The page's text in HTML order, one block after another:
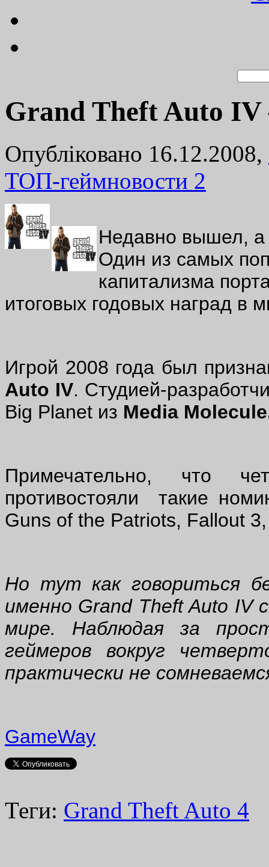
Grand Theft Auto IV
Опубліковано 16.12.2008,
ТОП-геймновости 2
Недавно вышел, а
Один из самых
капитализма
итоговых годовых наград в
Игрой 2008 года был
Auto IV. Студией-
Big Planet из Media
Примечательно, что
противостояли такие
Guns of the Patriots, Fallout
Но тут как говориться
именно Grand Theft Auto IV
мире. Наблюдая за
геймеров вокруг
практически не
GameWay
Теги: Grand Theft Auto 4